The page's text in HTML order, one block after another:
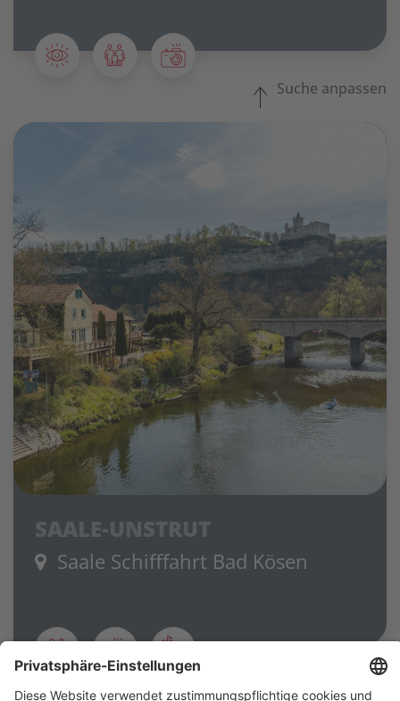
Suche anpassen
SAALE-UNSTRUT
Saale Schifffahrt Bad Kösen
Suche anpassen